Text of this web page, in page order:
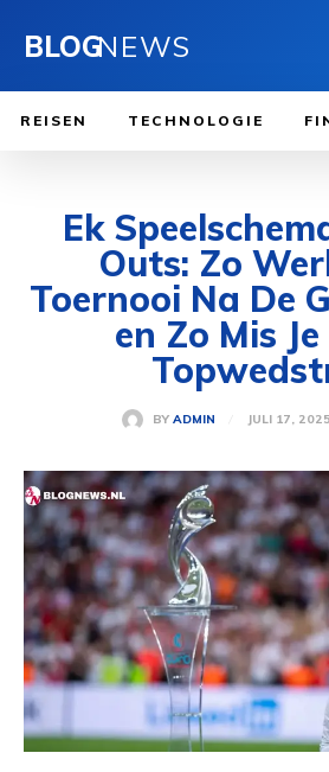
BLOGNEWS
REISEN TECHNOLOGIE
Ek
Outs: Zo
Toernooi Na De
en Zo Mis Je
BY ADMIN JULI 17, 2025